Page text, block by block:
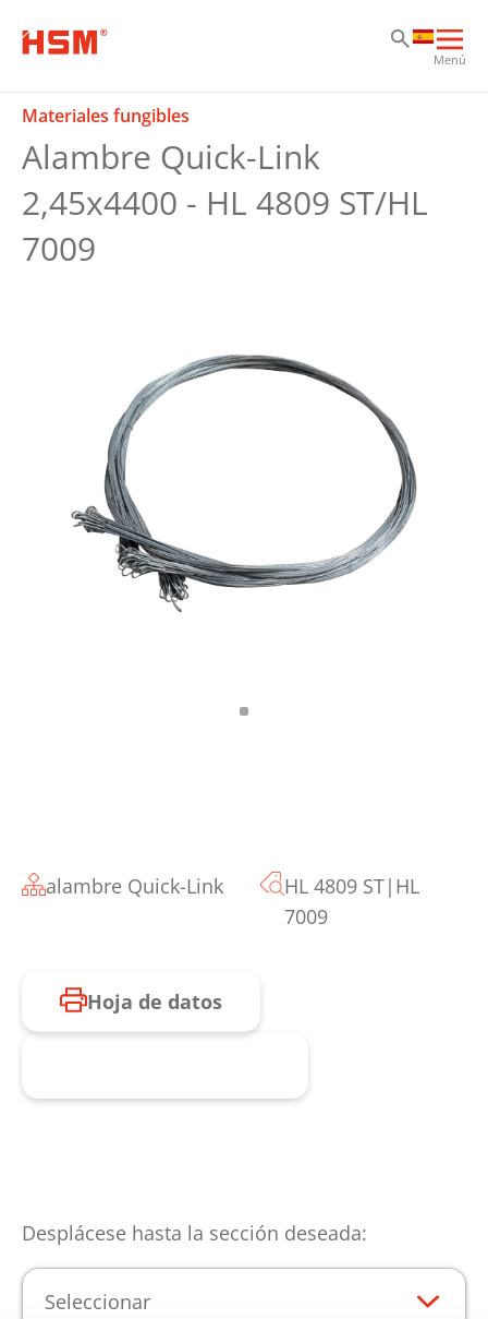
Menú
Materiales fungibles
Alambre Quick-Link
2,45x4400 - HL 4809 ST/HL
7009
alambre Quick-Link
HL 4809 ST|HL
7009
Hoja de datos
Desplácese hasta la sección deseada:
Seleccionar